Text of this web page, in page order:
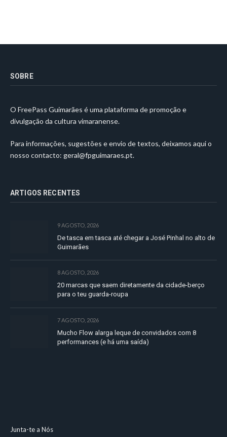
SOBRE
O FreePass Guimarães é uma plataforma de promoção e
divulgação da cultura vimaranense.
Para informações, sugestões e envio de textos, deixamos aqui o
nosso contacto: geral@fpguimaraes.pt.
ARTIGOS RECENTES
9 AGOSTO, 2026
De tasca em tasca até chegar a José Pinhal no alto de
Guimarães
8 AGOSTO, 2026
20 marcas que saem diretamente da cidade-berço
para o teu guarda-roupa
7 AGOSTO, 2026
Mucho Flow alarga leque de convidados com 8
performances (e há uma saída)
Junta-te a Nós